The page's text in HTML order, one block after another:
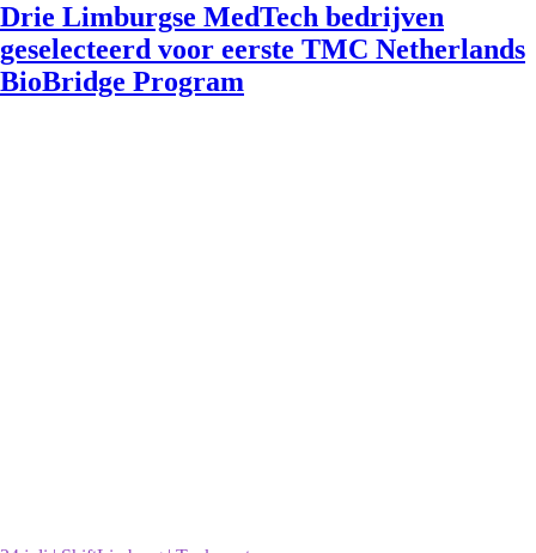
Drie Limburgse MedTech bedrijven
geselecteerd voor eerste TMC Netherlands
BioBridge Program